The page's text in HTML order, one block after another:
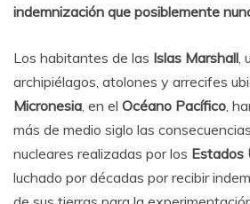
indemnización que posiblemente
Los habitantes de las Islas Marshall,
archipiélagos, atolones y arrecifes
Micronesia, en el Océano Pacífico,
más de medio siglo las
nucleares realizadas por los Estados
luchado por décadas por recibir